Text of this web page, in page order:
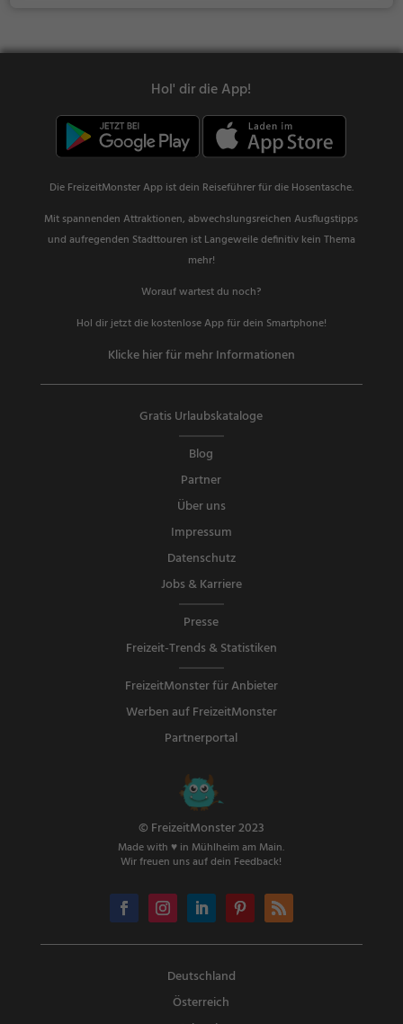
Hol' dir die App!
Die FreizeitMonster App ist dein Reiseführer für die Hosentasche.
Mit spannenden Attraktionen, abwechslungsreichen Ausflugstipps
und aufregenden Stadttouren ist Langeweile definitiv kein Thema
mehr!
Worauf wartest du noch?
Hol dir jetzt die kostenlose App für dein Smartphone!
Klicke hier für mehr Informationen
Gratis Urlaubskataloge
Blog
Partner
Über uns
Impressum
Datenschutz
Jobs & Karriere
Presse
Freizeit-Trends & Statistiken
FreizeitMonster für Anbieter
Werben auf FreizeitMonster
Partnerportal
© FreizeitMonster 2023
Made with ♥ in Mühlheim am Main.
Wir freuen uns auf dein Feedback!
Deutschland
Österreich